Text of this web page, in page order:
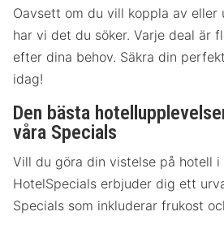
Oavsett om du vill koppla av
har vi det du söker. Varje deal är
efter dina behov. Säkra din
idag!
Den bästa
våra Specials
Vill du göra din vistelse på hotell i
HotelSpecials erbjuder dig ett
Specials som inkluderar frukost